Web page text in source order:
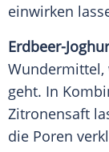
einwirken
Erdbeer-
Wundermittel,
geht. In
Zitronensaft
die Poren